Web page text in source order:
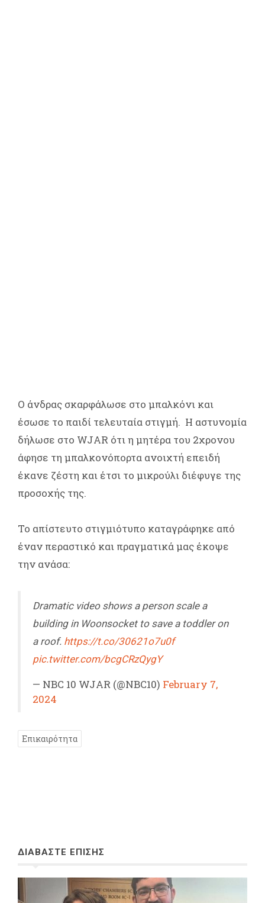
Ο άνδρας σκαρφάλωσε στο μπαλκόνι και
έσωσε το παιδί τελευταία στιγμή. Η αστυνομία
δήλωσε στο WJAR ότι η μητέρα του 2χρονου
άφησε τη μπαλκονόπορτα ανοιχτή επειδή
έκανε ζέστη και έτσι το μικρούλι διέφυγε της
προσοχής της.
Το απίστευτο στιγμιότυπο καταγράφηκε από
έναν περαστικό και πραγματικά μας έκοψε
την ανάσα:
Dramatic video shows a person scale a
building in Woonsocket to save a toddler on
a roof. https://t.co/30621o7u0f
pic.twitter.com/bcgCRzQygY
— NBC 10 WJAR (@NBC10) February 7,
2024
Επικαιρότητα
ΔΙΑΒΑΣΤΕ ΕΠΙΣΗΣ